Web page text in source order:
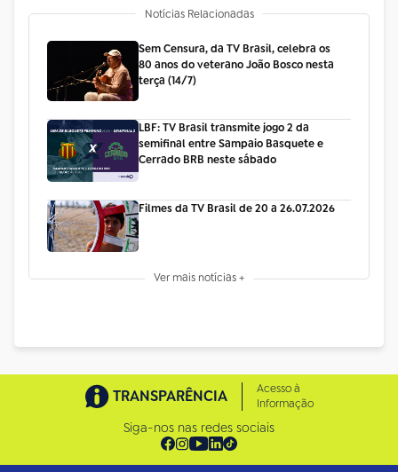
Notícias Relacionadas
Sem Censura, da TV Brasil, celebra os
80 anos do veterano João Bosco nesta
terça (14/7)
LBF: TV Brasil transmite jogo 2 da
semifinal entre Sampaio Basquete e
Cerrado BRB neste sábado
Filmes da TV Brasil de 20 a 26.07.2026
Ver mais notícias +
TRANSPARÊNCIA
Acesso à
Informação
Siga-nos nas redes sociais